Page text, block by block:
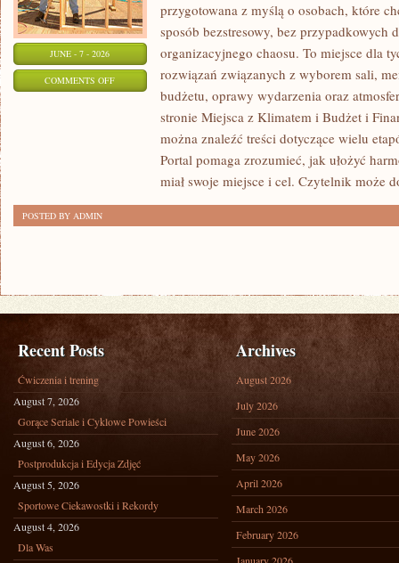
JUNE - 7 - 2026
COMMENTS OFFON
DEKORACJE
ARANŻACJE
przygotowana z myślą o osobach, które
sposób bezstresowy, bez przypadkowych
organizacyjnego chaosu. To miejsce dla
rozwiązań związanych z wyborem sali,
budżetu, oprawy wydarzenia oraz
stronie Miejsca z Klimatem i Budżet i
można znaleźć treści dotyczące wielu
Portal pomaga zrozumieć, jak ułożyć
miał swoje miejsce i cel. Czytelnik może
POSTED BY ADMIN
Recent Posts
Ćwiczenia i trening
August 7, 2026
Gorące Seriale i Cyklowe Powieści
August 6, 2026
Postprodukcja i Edycja Zdjęć
August 5, 2026
Sportowe Ciekawostki i Rekordy
August 4, 2026
Dla Was
Archives
August 2026
July 2026
June 2026
May 2026
April 2026
March 2026
February 2026